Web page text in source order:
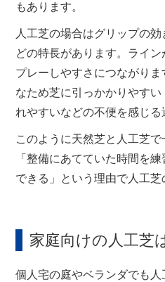
もあります。
人工芝の場合はグリップの
どの特長があります。ライ
プレーしやすさにつながり
なため芝に引っかかりやす
れやすいなどの不便を感じる
このように天然芝と人工芝で
「整備にあてていた時間を
できる」という理由で人工芝
家庭向けの人工芝
個人宅の庭やベランダでも人